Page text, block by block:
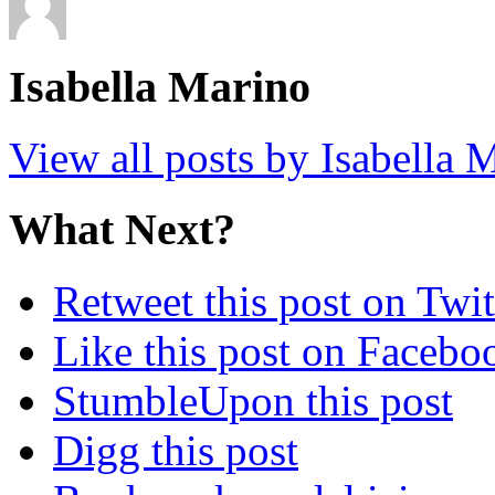
Isabella Marino
View all posts by Isabella
What Next?
Retweet this post on
Like this post on
StumbleUpon this post
Digg this post